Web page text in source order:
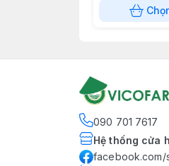
090 701 7617
Hệ thống cửa
facebook.com/